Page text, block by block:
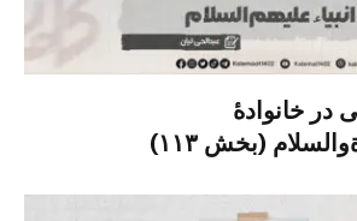
در خانوادۀ
(بخش ۱۱۳)